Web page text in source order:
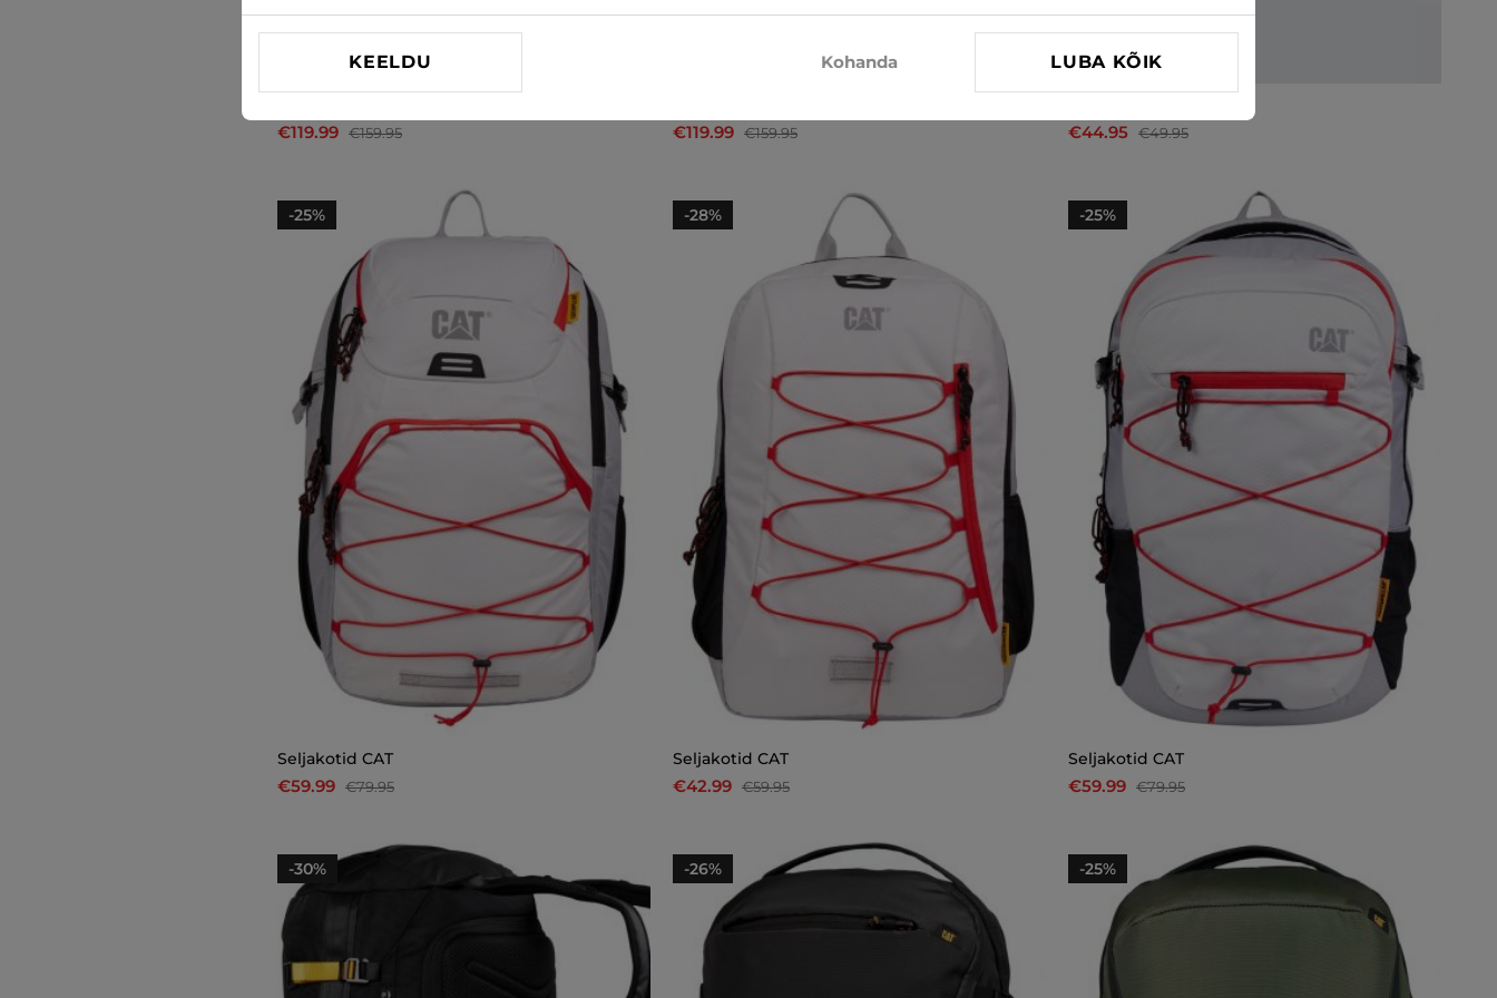
€119.99 €159.95
€119.99 €159.95
€44.95 €49.95
-25%
Seljakotid CAT
€59.99 €79.95
-28%
Seljakotid CAT
€42.99 €59.95
-25%
Seljakotid CAT
€59.99 €79.95
-30% -26% -25%
KEELDU Kohanda LUBA KÕIK